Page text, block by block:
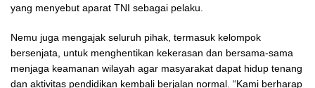
yang menyebut aparat TNI sebagai pelaku.
Nemu juga mengajak seluruh pihak, termasuk kelompok
bersenjata, untuk menghentikan kekerasan dan bersama-sama
menjaga keamanan wilayah agar masyarakat dapat hidup tenang
dan aktivitas pendidikan kembali berjalan normal. “Kami berharap